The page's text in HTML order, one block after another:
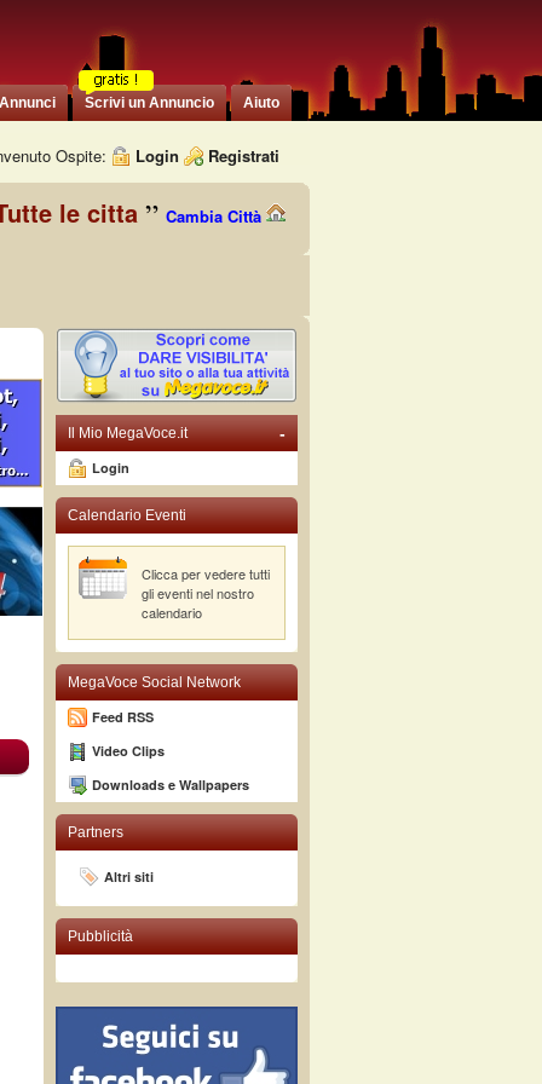
Scrivi un Annuncio Aiuto
Ospite: Login Registrati
le citta Cambia Città
-
Il Mio MegaVoce.it
Login
Calendario Eventi
Clicca per vedere tutti
gli eventi nel nostro
calendario
MegaVoce Social Network
Feed RSS
Video Clips
Downloads e Wallpapers
Partners
Altri siti
Pubblicità